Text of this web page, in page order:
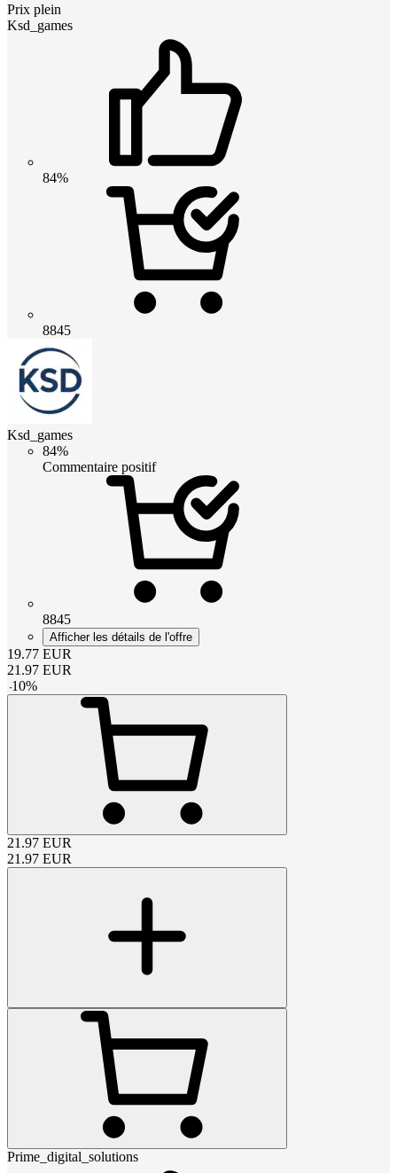
Prix plein
Ksd_games
84%
8845
Ksd_games
84%
Commentaire positif
8845
Afficher les détails de l'offre
19.77 EUR
21.97 EUR
-10%
21.97 EUR
21.97 EUR
Prime_digital_solutions